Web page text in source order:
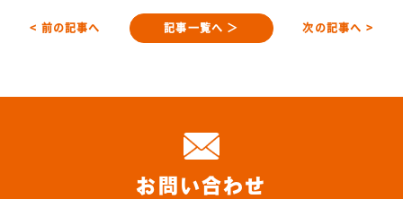
< 前の記事へ 記事一覧へ ＞ 次の記事へ >
お問い合わせ